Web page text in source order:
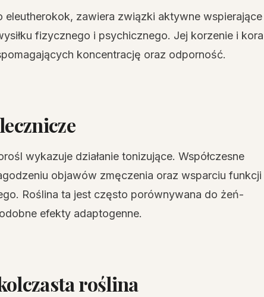
eleutherokok, zawiera związki aktywne wspierające
fizycznego i psychicznego. Jej korzenie i kora
koncentrację oraz odporność.
wykazuje działanie tonizujące. Współczesne
objawów zmęczenia oraz wsparciu funkcji
Roślina ta jest często porównywana do żeń-
efekty adaptogenne.
roślina